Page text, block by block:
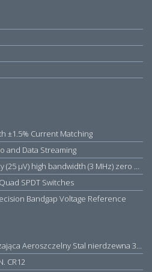
±1.5% Current Matching
and Data Streaming
TSZ182IST Very high accuracy (25 µV) high bandwidth (3 MHz) zero drift 5 V operational amplifiers
SPDT Switches
Bandgap Voltage Reference
RS PRO Nakrętka zabezpieczająca Aeroszczelny Stal nierdzewna 316 Zwykłe
CR12